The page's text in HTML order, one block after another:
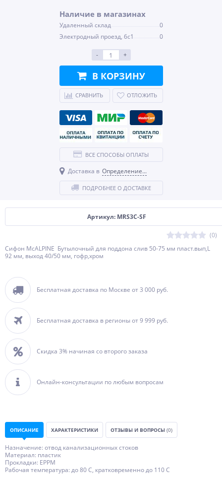
Артикул: MRS3C-SF
(0)
Сифон McALPINE Бутылочный для поддона слив 50-75 мм пласт.вып,L
92 мм, выход 40/50 мм, гофр,хром
Бесплатная доставка по Москве от 3 000 руб.
Бесплатная доставка в регионы от 9 999 руб.
Скидка 3% начиная со второго заказа
Онлайн-консультации по любым вопросам
Наличие в магазинах
Удаленный склад
0
Электродный проезд, 6с1
0
- +
В КОРЗИНУ
СРАВНИТЬ ОТЛОЖИТЬ
ВСЕ СПОСОБЫ ОПЛАТЫ
Доставка в Определение...
ПОДРОБНЕЕ О ДОСТАВКЕ
ОПИСАНИЕ ХАРАКТЕРИСТИКИ ОТЗЫВЫ И ВОПРОСЫ (0)
Назначение: отвод канализационных стоков
Материал: пластик
Прокладки: ЕРРМ
Рабочая температура: до 80 С, кратковременно до 110 С